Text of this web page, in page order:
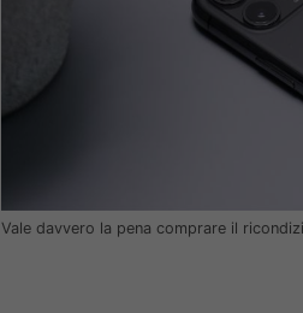
Vale davvero la pena comprare il